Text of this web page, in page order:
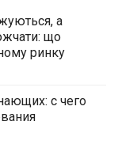
а
що
ринку
с чего